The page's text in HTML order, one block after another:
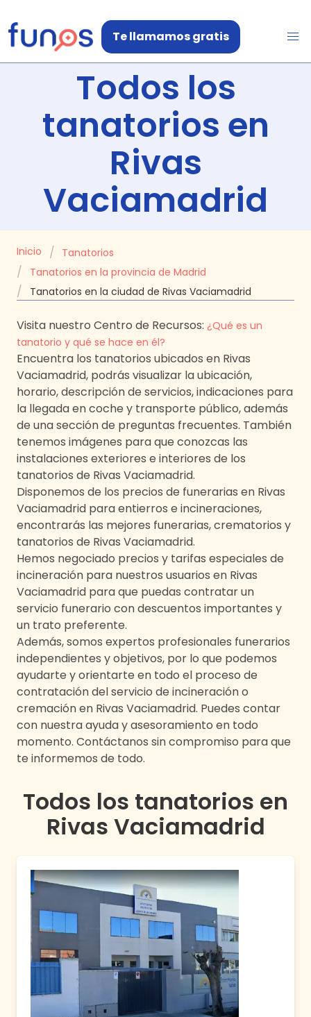
Te llamamos gratis
Todos los
tanatorios en
Rivas
Vaciamadrid
Inicio
Tanatorios
Tanatorios en la provincia de Madrid
Tanatorios en la ciudad de Rivas Vaciamadrid
Visita nuestro Centro de Recursos: ¿Qué es un
tanatorio y qué se hace en él?
Encuentra los tanatorios ubicados en Rivas
Vaciamadrid, podrás visualizar la ubicación,
horario, descripción de servicios, indicaciones para
la llegada en coche y transporte público, además
de una sección de preguntas frecuentes. También
tenemos imágenes para que conozcas las
instalaciones exteriores e interiores de los
tanatorios de Rivas Vaciamadrid.
Disponemos de los precios de funerarias en Rivas
Vaciamadrid para entierros e incineraciones,
encontrarás las mejores funerarias, crematorios y
tanatorios de Rivas Vaciamadrid.
Hemos negociado precios y tarifas especiales de
incineración para nuestros usuarios en Rivas
Vaciamadrid para que puedas contratar un
servicio funerario con descuentos importantes y
un trato preferente.
Además, somos expertos profesionales funerarios
independientes y objetivos, por lo que podemos
ayudarte y orientarte en todo el proceso de
contratación del servicio de incineración o
cremación en Rivas Vaciamadrid. Puedes contar
con nuestra ayuda y asesoramiento en todo
momento. Contáctanos sin compromiso para que
te informemos de todo.
Todos los tanatorios en
Rivas Vaciamadrid